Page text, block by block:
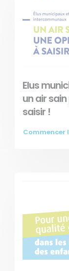
Elus
un air
saisir !
Commencer